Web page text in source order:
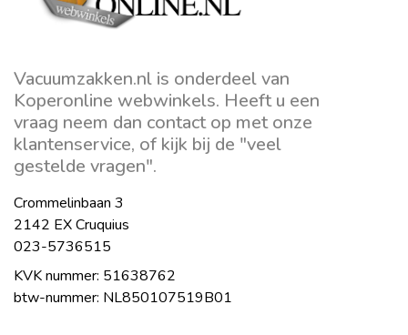
Vacuumzakken.nl is onderdeel van
Koperonline webwinkels. Heeft u een
vraag neem dan contact op met onze
klantenservice, of kijk bij de "veel
gestelde vragen".
Crommelinbaan 3
2142 EX Cruquius
023-5736515
KVK nummer: 51638762
btw-nummer: NL850107519B01